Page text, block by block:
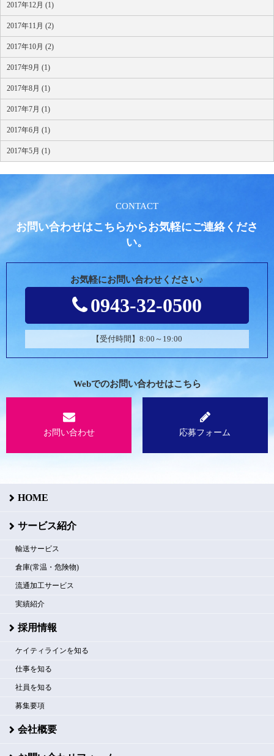
2017年12月 (1)
2017年11月 (2)
2017年10月 (2)
2017年9月 (1)
2017年8月 (1)
2017年7月 (1)
2017年6月 (1)
2017年5月 (1)
CONTACT
お問い合わせはこちらからお気軽にご連絡くださ
い。
お気軽にお問い合わせください♪
0943-32-0500
【受付時間】8:00～19:00
Webでのお問い合わせはこちら
お問い合わせ 応募フォーム
HOME
サービス紹介
輸送サービス
倉庫(常温・危険物)
流通加工サービス
実績紹介
採用情報
ケイティラインを知る
仕事を知る
社員を知る
募集要項
会社概要